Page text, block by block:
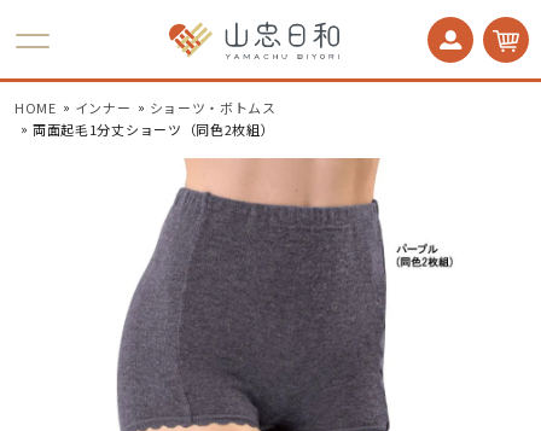
HOME インナー
ショーツ・ボトムス
両面起毛1分丈ショーツ（同色2枚組）